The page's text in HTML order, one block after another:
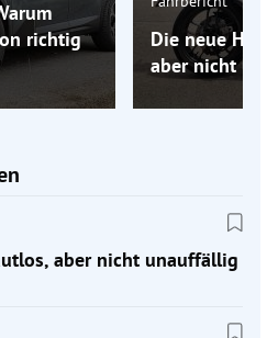
richtig
Die neue
aber nicht
aber nicht unauffällig